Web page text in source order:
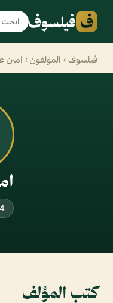
ف فيلسوف
فيلسوف › المؤلفون › امين
4 كتاب
كتب المؤلف